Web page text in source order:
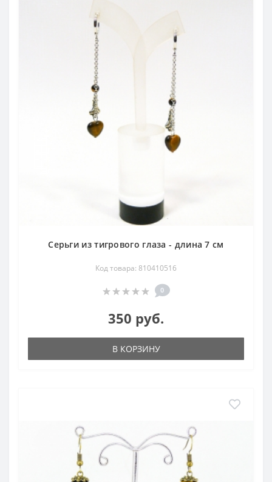
Серьги из тигрового глаза - длина 7 см
Код товара: 810410516
0
350 руб.
В КОРЗИНУ